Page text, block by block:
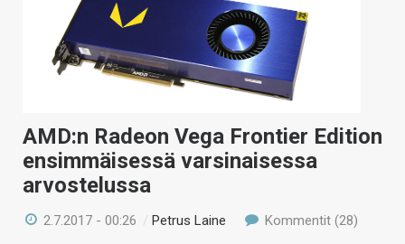
AMD:n Radeon Vega Frontier Edition
ensimmäisessä varsinaisessa
arvostelussa
2.7.2017 - 00:26 / Petrus Laine Kommentit (28)